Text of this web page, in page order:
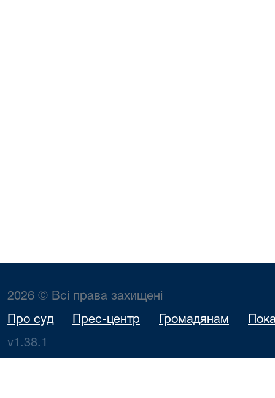
2026 © Всі права захищені
Про суд Прес-центр Громадянам
v1.38.1